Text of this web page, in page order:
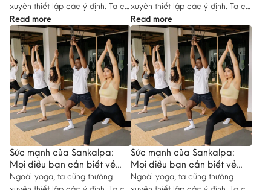
xuyên thiết lập các ý định. Ta có
một dự…
Read more
xuyên thiết lập các ý định. Ta có
một dự…
Read more
Sức mạnh của Sankalpa:
Mọi điều bạn cần biết về
lập dự định trong yoga #15
Ngoài yoga, ta cũng thường
Sức mạnh của Sankalpa:
Mọi điều bạn cần biết về
lập dự định trong yoga #16
Ngoài yoga, ta cũng thường